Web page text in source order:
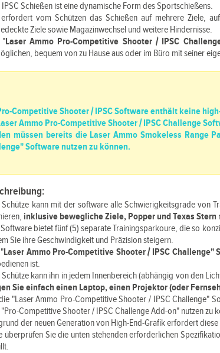
IPSC Schießen ist eine dynamische Form des Sportschießens.
vom Schützen das Schießen auf mehrere Ziele,
Ziele sowie Magazinwechsel und weitere Hindernisse.
"Laser Ammo Pro-Competitive Shooter / IPSC
bequem von zu Hause aus oder im Büro mit seiner
Competitive Shooter / IPSC Software enthält keine
Ammo Pro-Competitive Shooter / IPSC Challenge
müssen bereits die Laser Ammo Smokeless Range
Software nutzen zu können.
Schütze kann mit der software alle Schwierigkeitsgrade von
inklusive bewegliche Ziele, Popper und Texas Stern
bietet fünf (5) separate Trainingsparkoure, die so
Sie ihre Geschwindigkeit und Präzision steigern.
Laser Ammo Pro-Competitive Shooter / IPSC Challenge"
ist.
Schütze kann ihn in jedem Innenbereich (abhängig von den
Sie einfach einen Laptop, einen Projektor (oder
"Laser Ammo Pro-Competitive Shooter / IPSC Challenge"
Competitive Shooter / IPSC Challenge Add-on" nutzen zu
der neuen Generation von High-End-Grafik erfordert
überprüfen Sie die unten stehenden erforderlichen